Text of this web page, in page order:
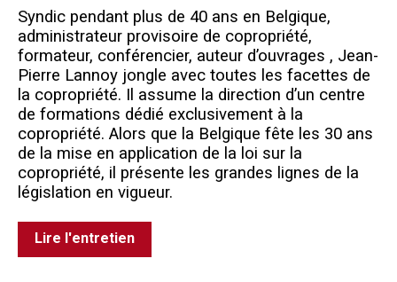
Syndic pendant plus de 40 ans en Belgique,
administrateur provisoire de copropriété,
formateur, conférencier, auteur d’ouvrages , Jean-
Pierre Lannoy jongle avec toutes les facettes de
la copropriété. Il assume la direction d’un centre
de formations dédié exclusivement à la
copropriété. Alors que la Belgique fête les 30 ans
de la mise en application de la loi sur la
copropriété, il présente les grandes lignes de la
législation en vigueur.
Lire l'entretien